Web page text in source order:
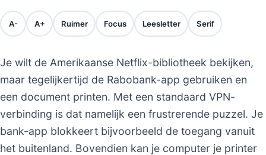
A- A+ Ruimer Focus Leesletter Serif
Je wilt de Amerikaanse Netflix-bibliotheek bekijken,
maar tegelijkertijd de Rabobank-app gebruiken en
een document printen. Met een standaard VPN-
verbinding is dat namelijk een frustrerende puzzel. Je
bank-app blokkeert bijvoorbeeld de toegang vanuit
het buitenland. Bovendien kan je computer je printer